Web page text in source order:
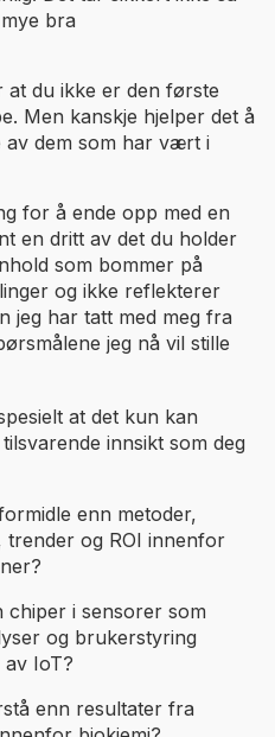
bra
at du ikke er den første
Men kanskje hjelper det å
av dem som har vært i
for å ende opp med en
en dritt av det du holder
som bommer på
og ikke reflekterer
jeg har tatt med meg fra
jeg nå vil stille
at det kun kan
innsikt som deg
enn metoder,
og ROI innenfor
chiper i sensorer som
og brukerstyring
IoT?
enn resultater fra